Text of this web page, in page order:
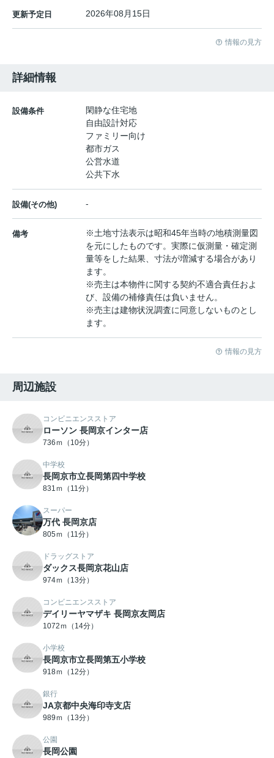
更新予定日 2026年08月15日
情報の見方
詳細情報
設備条件
閑静な住宅地
自由設計対応
ファミリー向け
都市ガス
公営水道
公共下水
設備(その他) -
備考
※土地寸法表示は昭和45年当時の地積測量図
を元にしたものです。実際に仮測量・確定測
量等をした結果、寸法が増減する場合があり
ます。
※売主は本物件に関する契約不適合責任およ
び、設備の補修責任は負いません。
※売主は建物状況調査に同意しないものとし
ます。
情報の見方
周辺施設
コンビニエンスストア
ローソン 長岡京インター店
736ｍ（10分）
中学校
長岡京市立長岡第四中学校
831ｍ（11分）
スーパー
万代 長岡京店
805ｍ（11分）
ドラッグストア
ダックス長岡京花山店
974ｍ（13分）
コンビニエンスストア
デイリーヤマザキ 長岡京友岡店
1072ｍ（14分）
小学校
長岡京市立長岡第五小学校
918ｍ（12分）
銀行
JA京都中央海印寺支店
989ｍ（13分）
公園
長岡公園